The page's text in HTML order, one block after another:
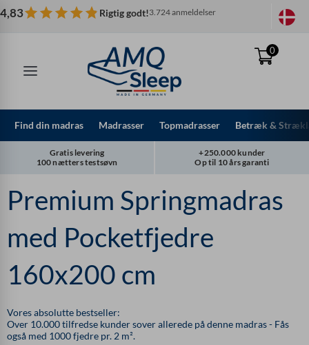
Spring
til
4,83 Rigtig godt!3.724 anmeldelser
0
Find din madras Madrasser Topmadrasser Betræk &
Gratis levering
100 nætters testsøvn
+250.000 kunder
Op til 10 års garanti
Premium Springmadras
med Pocketfjedre
160x200 cm
Vores absolutte bestseller:
Over 10.000 tilfredse kunder sover allerede på denne madras - Fås
også med 1000 fjedre pr. 2 m².